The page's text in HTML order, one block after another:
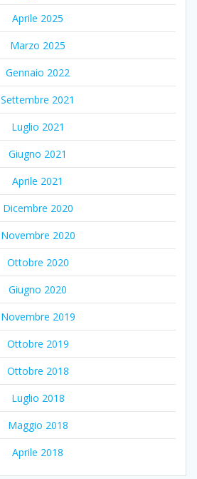
Aprile 2025
Marzo 2025
Gennaio 2022
Settembre 2021
Luglio 2021
Giugno 2021
Aprile 2021
Dicembre 2020
Novembre 2020
Ottobre 2020
Giugno 2020
Novembre 2019
Ottobre 2019
Ottobre 2018
Luglio 2018
Maggio 2018
Aprile 2018